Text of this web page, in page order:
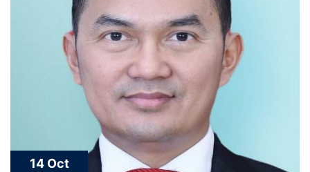
14 Oct